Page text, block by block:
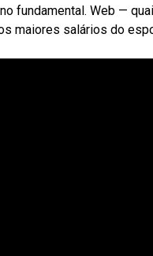
fundamental. Web —
maiores salários do